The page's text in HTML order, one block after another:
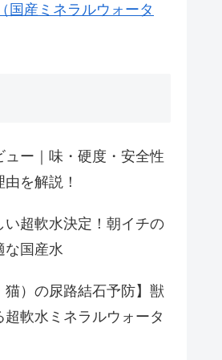
国産ミネラルウォータ
ュー｜味・硬度・安全性
を解説！
い超軟水決定！朝イチの
な国産水
猫）の尿路結石予防】獣
超軟水ミネラルウォータ